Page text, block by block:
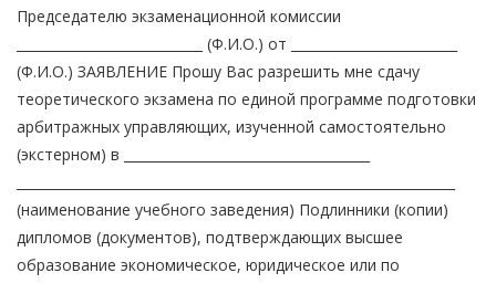
Председателю экзаменационной комиссии
____________________________ (Ф.И.О.) от _________________________
(Ф.И.О.) ЗАЯВЛЕНИЕ Прошу Вас разрешить мне сдачу
теоретического экзамена по единой программе подготовки
арбитражных управляющих, изученной самостоятельно
(экстерном) в _____________________________________
(наименование учебного заведения) Подлинники (копии)
дипломов (документов), подтверждающих высшее
образование экономическое, юридическое или по